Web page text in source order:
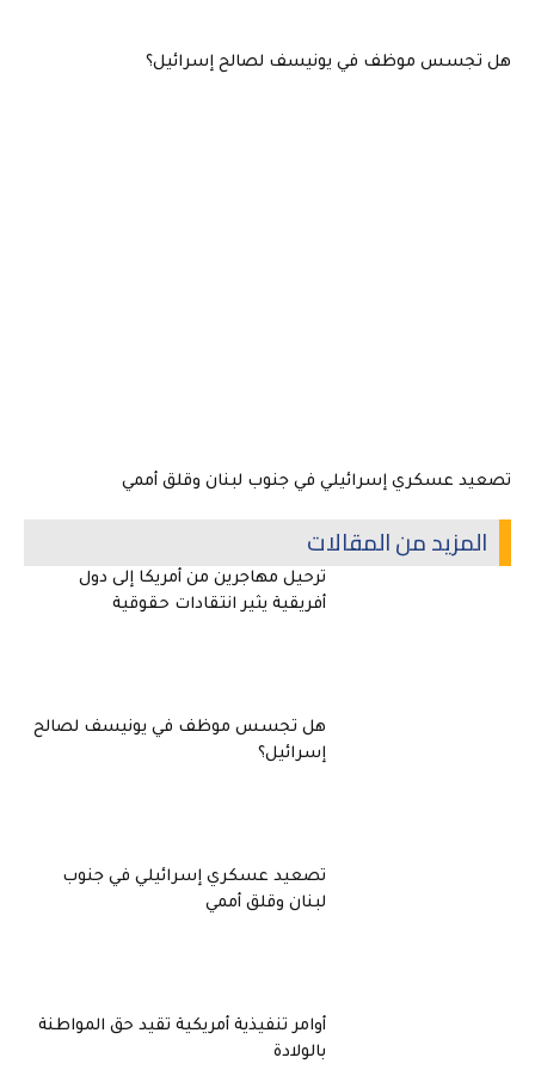
هل تجسس موظف في يونيسف لصالح إسرائيل؟
تصعيد عسكري إسرائيلي في جنوب لبنان وقلق أممي
المزيد من المقالات
ترحيل مهاجرين من أمريكا إلى دول
أفريقية يثير انتقادات حقوقية
هل تجسس موظف في يونيسف لصالح
إسرائيل؟
تصعيد عسكري إسرائيلي في جنوب
لبنان وقلق أممي
أوامر تنفيذية أمريكية تقيد حق المواطنة
بالولادة